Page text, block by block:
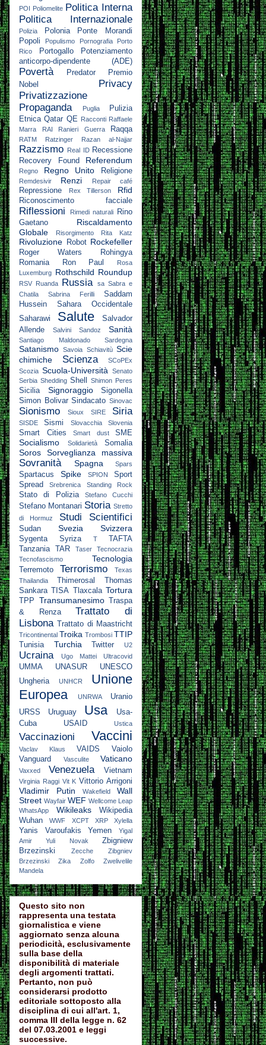
POI Poliomelite Politica Interna
Politica Internazionale
Polizia Polonia
Ponte Morandi
Popoli
Populismo Pornografia
Porto
Rico
Portogallo
Potenziamento
anticorpo-dipendente (ADE)
Povertà Predator
Premio
Nobel
Privacy
Privatizzazione
Propaganda
Puglia
Pulizia
Etnica Qatar QE Racconti Raffaele
Marra
RAI Ranieri Guerra Raqqa
RATM Ratzinger Razan al-Najjar
Razzismo Real ID Recessione
Recovery Found
Referendum
Regno Regno Unito Religione
Remdesivir Renzi Repair café
Repressione Rex Tillerson Rfid
Riconoscimento facciale
Riflessioni Rimedi naturali
Rino
Gaetano
Riscaldamento
Globale
Risorgimento Rita Katz
Rivoluzione Robot Rockefeller
Roger Waters
Rohingya
Romania
Ron Paul
Rosa
Luxemburg Rothschild Roundup
RSV Ruanda Russia sa Sabra e
Chatila
Sabrina Ferilli
Saddam
Hussein
Sahara Occidentale
Saharawi
Salute
Salvador
Allende
Salvini Sandoz Sanità
Santiago Maldonado Sardegna
Satanismo Savoia Schiavitù Scie
chimiche
Scienza
SCoPEx
Scozia Scuola-Università
Senato
Serbia Shedding Shell Shimon Peres
Sicilia Signoraggio
Sigonella
Simon Bolivar Sindacato Sinovac
Sionismo Sioux SIRE Siria
SISDE Sismi Slovacchia Slovenia
Smart Cities Smart dust SME
Socialismo Solidarietà Somalia
Soros Sorveglianza massiva
Sovranità Spagna Spars
Spartacus Spike SPION
Sport
Spread
Srebrenica Standing Rock
Stato di Polizia Stefano Cucchi
Stefano Montanari Storia Stretto
di Hormuz
Studi Scientifici
Sudan Svezia Svizzera
Sygenta Syriza T
TAFTA
Tanzania
TAR Taser
Tecnocrazia
Tecnofascismo
Tecnologia
Terremoto Terrorismo
Texas
Thailandia
Thimerosal
Thomas
Sankara
TISA Tlaxcala Tortura
TPP Transumanesimo
Traspa
& Renza
Trattato di
Lisbona
Trattato di Maastricht
Tricontinental Troika Trombosi TTIP
Tunisia Turchia Twitter U2
Ucraina Ugo Mattei Ultracovid
UMMA UNASUR
UNESCO
Ungheria
UNHCR
Unione
Europea
UNRWA
Uranio
URSS
Uruguay Usa
Usa-
Cuba
USAID Ustica
Vaccinazioni Vaccini
Vaclav Klaus VAIDS
Vaiolo
Vanguard
Vasculite Vaticano
Vaxxed Venezuela Vietnam
Virginia Raggi Vit K Vittorio Arrigoni
Vladimir Putin Wakefield
Wall
Street Wayfair WEF Wellcome Leap
WhatsApp
Wikileaks
Wikipedia
Wuhan
WWF XCPT XRP Xylella
Yanis Varoufakis Yemen
Yigal
Amir
Yuli Novak
Zbigniew
Brzezinski
Zecche
Zibgniev
Brzezinski
Zika Zolfo
Zwelivelile
Mandela
Questo sito non
rappresenta una testata
giornalistica e viene
aggiornato senza alcuna
periodicità, esclusivamente
sulla base della
disponibilità di materiale
degli argomenti trattati.
Pertanto, non può
considerarsi prodotto
editoriale sottoposto alla
disciplina di cui all'art. 1,
comma III della legge n. 62
del 07.03.2001 e leggi
successive.